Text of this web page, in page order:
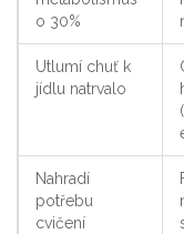
o 30%
Utlumí chuť k
jídlu natrvalo
Nahradí
potřebu
cvičení